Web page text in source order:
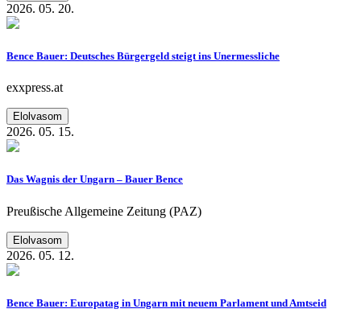
2026. 05. 20.
Bence Bauer: Deutsches Bürgergeld steigt ins Unermessliche
exxpress.at
Elolvasom
2026. 05. 15.
Das Wagnis der Ungarn – Bauer Bence
Preußische Allgemeine Zeitung (PAZ)
Elolvasom
2026. 05. 12.
Bence Bauer: Europatag in Ungarn mit neuem Parlament und Amtseid